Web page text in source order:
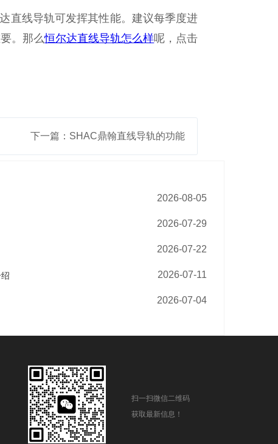
直线导轨可发挥其性能。建议每季度进
。那么恒尔达直线导轨怎么样呢，点击
下一篇：SHAC鼎翰直线导轨的功能
2026-08-05
2026-07-29
2026-07-22
2026-07-11
2026-07-04
扫一扫微信二维码
获取最新信息！